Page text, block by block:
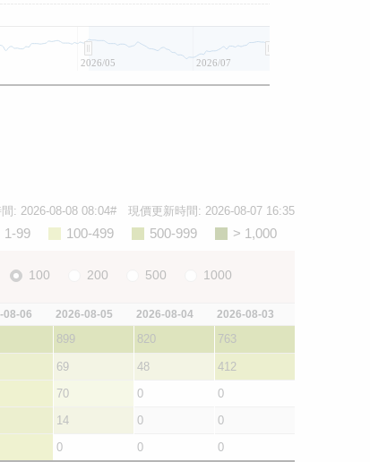
2026/05 2026/07
: 2026-08-08 08:04# 現價更新時間: 2026-08-07 16:35
> 1,000
500-999
100-499
1-99
100 200 500 1000
08-06 2026-08-05 2026-08-04 2026-08-03
899 820
763
69 48
412
70 0
0
14 0
0
0 0 0